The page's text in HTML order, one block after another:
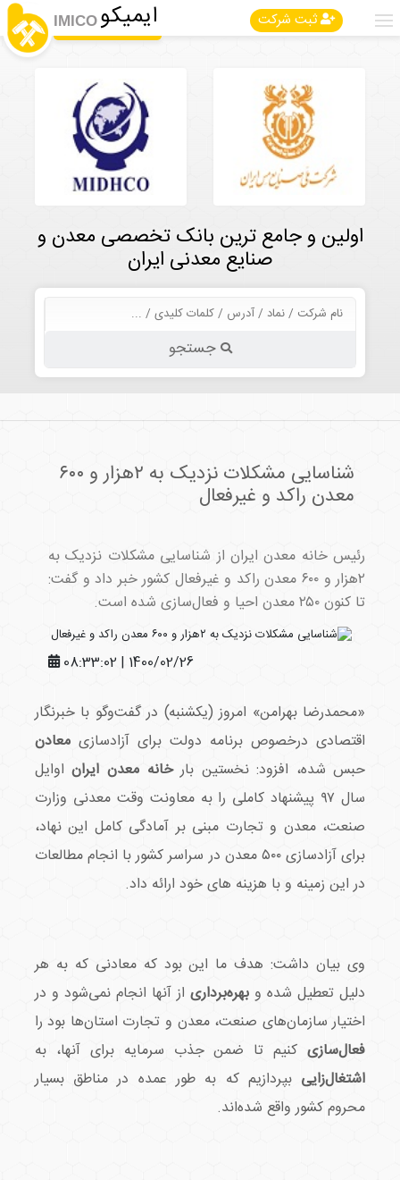
ثبت شرکت ایمیکو IMICO
اولین و جامع ترین بانک تخصصی معدن و
صنایع معدنی ایران
جستجو
شناسایی مشکلات نزدیک به ۲هزار و ۶۰۰
معدن راکد و غیرفعال
رئیس خانه معدن ایران از شناسایی مشکلات نزدیک به
۲هزار و ۶۰۰ معدن راکد و غیرفعال کشور خبر داد و گفت:
تا کنون ۲۵۰ معدن احیا و فعال‌سازی شده است.
1400/02/26 | 08:33:02
«محمدرضا بهرامن» امروز (یکشنبه) در گفت‌وگو با خبرنگار
اقتصادی درخصوص برنامه دولت برای آزادسازیمعادن
حبس شده، افزود: نخستین بارخانه معدن ایراناوایل
سال ۹۷ پیشنهاد کاملی را به معاونت وقت معدنی وزارت
صنعت، معدن و تجارت مبنی بر آمادگی کامل این نهاد،
برای آزادسازی ۵۰۰ معدن در سراسر کشور با انجام مطالعات
در این زمینه و با هزینه های خود ارائه داد.
وی بیان‌ داشت: هدف ما این بود که معادنی که به هر
دلیل تعطیل شده وبهره‌برداریاز آنها انجام نمی‌شود و در
اختیار سازمان‌های صنعت، معدن و تجارت استان‌ها بود را
فعال‌سازیکنیم تا ضمن جذب سرمایه برای آنها، به
اشتغال‌زایی بپردازیم که به طور عمده در مناطق بسیار
محروم کشور واقع شده‌اند.